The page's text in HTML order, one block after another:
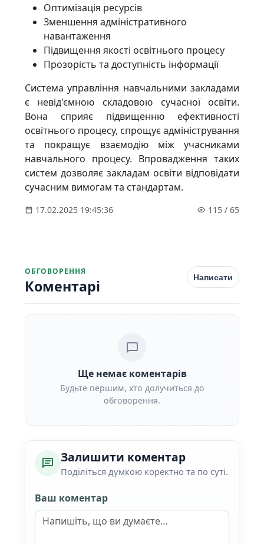
Оптимізація ресурсів
Зменшення адміністративного
навантаження
Підвищення якості освітнього процесу
Прозорість та доступність інформації
Система управління навчальними закладами
є невід'ємною складовою сучасної освіти.
Вона сприяє підвищенню ефективності
освітнього процесу, спрощує адміністрування
та покращує взаємодію між учасниками
навчального процесу. Впровадження таких
систем дозволяє закладам освіти відповідати
сучасним вимогам та стандартам.
17.02.2025 19:45:36 115/65
ОБГОВОРЕННЯ
Коментарі
Написати
Ще немає коментарів
Будьте першим, хто долучиться до
обговорення.
Залишити коментар
Поділіться думкою коректно та по суті.
Ваш коментар